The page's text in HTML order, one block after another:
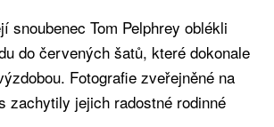
snoubenec Tom Pelphrey oblékli
do červených šatů, které dokonale
Fotografie zveřejněné na
zachytily jejich radostné rodinné